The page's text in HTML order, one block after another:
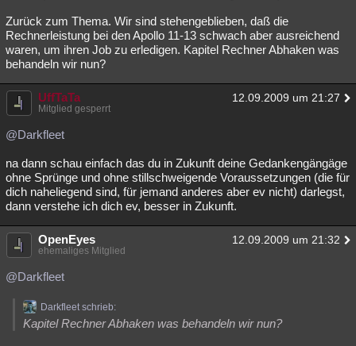
Zurück zum Thema. Wir sind stehengeblieben, daß die
Rechnerleistung bei den Apollo 11-13 schwach aber ausreichend
waren, um ihren Job zu erledigen. Kapitel Rechner Abhaken was
behandeln wir nun?
UffTaTa 12.09.2009 um 21:27
Mitglied gesperrt
@Darkfleet
na dann schau einfach das du in Zukunft deine Gedankengängäge
ohne Sprünge und ohne stillschweigende Voraussetzungen (die für
dich naheliegend sind, für jemand anderes aber ev nicht) darlegst,
dann verstehe ich dich ev, besser in Zukunft.
OpenEyes 12.09.2009 um 21:32
ehemaliges Mitglied
@Darkfleet
Darkfleet schrieb:
Kapitel Rechner Abhaken was behandeln wir nun?